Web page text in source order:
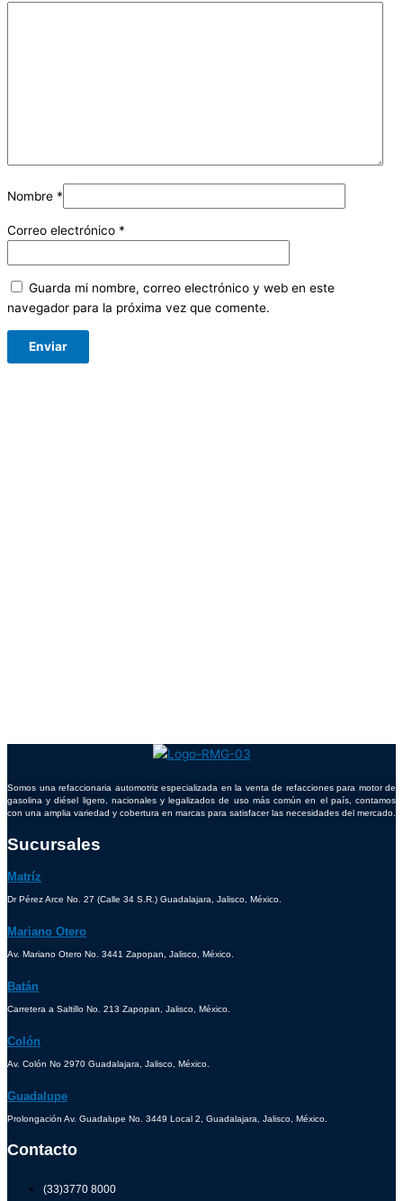
Nombre *
Correo electrónico *
Guarda mi nombre, correo electrónico y web en este
navegador para la próxima vez que comente.
Somos una refaccionaria automotriz especializada en la venta de refacciones para motor de
gasolina y diésel ligero, nacionales y legalizados de uso más común en el país, contamos
con una amplia variedad y cobertura en marcas para satisfacer las necesidades del mercado.
Sucursales
Matríz
Dr Pérez Arce No. 27 (Calle 34 S.R.) Guadalajara, Jalisco, México.
Mariano Otero
Av. Mariano Otero No. 3441 Zapopan, Jalisco, México.
Batán
Carretera a Saltillo No. 213 Zapopan, Jalisco, México.
Colón
Av. Colón No 2970 Guadalajara, Jalisco, México.
Guadalupe
Prolongación Av. Guadalupe No. 3449 Local 2, Guadalajara, Jalisco, México.
Contacto
(33)3770 8000